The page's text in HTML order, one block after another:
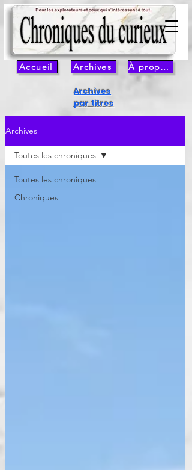
Accueil Archives À propos
Archives
par titres
Archives
Toutes les chroniques
Chroniques
Toutes les chroniques